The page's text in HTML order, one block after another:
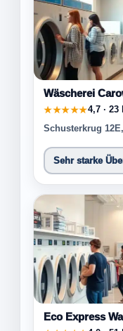
Wäscherei
★★★★★4,7 ·
Schusterkrug
Sehr starke
Eco Express